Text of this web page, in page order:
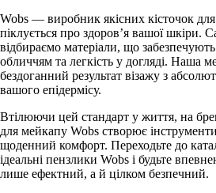
Wobs — виробник якісних кісточок
піклується про здоров’я вашої шкіри.
відбираємо матеріали, що
обличчям та легкість у догляді. Наша
бездоганний результат візажу з
вашого епідермісу.
Втілюючи цей стандарт у життя, на
для мейкапу Wobs створює
щоденний комфорт. Переходьте до
ідеальні пензлики Wobs і будьте
лише ефектний, а й цілком безпечний.